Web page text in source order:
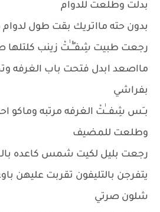
بدلت وطلعت للدوام
بدون حته مااتريك بقت طول لدوام
رجعت طبيت شِفـٍـْْــٰٰتْ زينب كلتلها
مااصعد ابدل فتحت باب الغرفه
بفراشي
بــَس شِفـــٰٰتْ الغرفه مرتبه وماكو
وطلعت للمضيف
رجعت بليل لكيت شمس كاعده
يتفرجن بالتليفون تقربت عليهن
شلون صرتي